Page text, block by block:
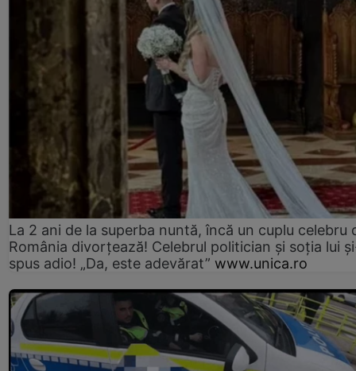
La 2 ani de la superba nuntă, încă un cuplu celebru
România divorțează! Celebrul politician și soția lui
spus adio! „Da, este adevărat” www.unica.ro